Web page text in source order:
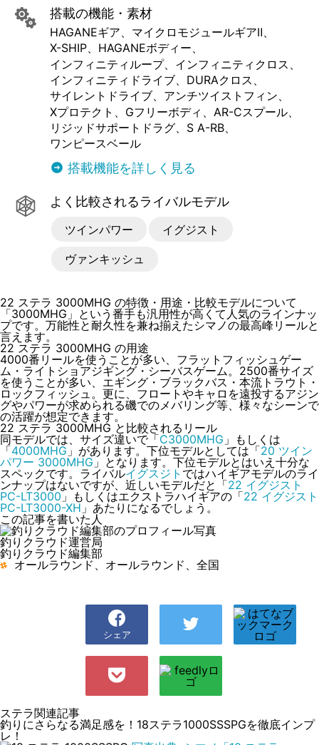
搭載の機能・素材
HAGANEギア
マイクロモジュールギアⅡ
X-SHIP
HAGANEボディー
インフィニティループ
インフィニティクロス
インフィニティドライブ
DURAクロス
サイレントドライブ
アンチツイストフィン
Xプロテクト
Gフリーボディ
AR-Cスプール
リジッドサポートドラグ
S A-RB
ワンピースベール
搭載機能を詳しく見る
よく比較されるライバルモデル
ツインパワー イグジスト
ヴァンキッシュ
22 ステラ 3000MHG の特徴・用途・比較モデルについて
「3000MHG」という番手も汎用性が高くて人気のラインナッ
プです。万能性と耐久性を兼ね揃えたシマノの最高峰リールと
言えます。
22 ステラ 3000MHG の用途
4000番リールを使うことが多い、フラットフィッシュゲー
ム・ライトショアジギング・シーバスゲーム。2500番サイズ
を使うことが多い、エギング・ブラックバス・本流トラウト・
ロックフィッシュ。更に、フロートやキャロを遠投するアジン
グやパワーが求められる磯でのメバリング等、様々なシーンで
の活躍が想定できます。
22 ステラ 3000MHG と比較されるリール
同モデルでは、サイズ違いで「C3000MHG 」もしくは
「4000MHG 」があります。下位モデルとしては「20 ツイン
パワー 3000MHG 」となります。下位モデルとはいえ十分な
スペックです。ライバルイグスジト ではハイギアモデルのライ
ンナップはないですが、近しいモデルだと「22 イグジスト
PC-LT3000」もしくはエクストラハイギアの「22 イグジスト
PC-LT3000-XH 」あたりになるでしょう。
この記事を書いた人
釣りクラウド運営局
釣りクラウド編集部
オールラウンド、オールラウンド、全国
シェア
ステラ関連記事
釣りにさらなる満足感を！18ステラ1000SSSPGを徹底インプ
レ！